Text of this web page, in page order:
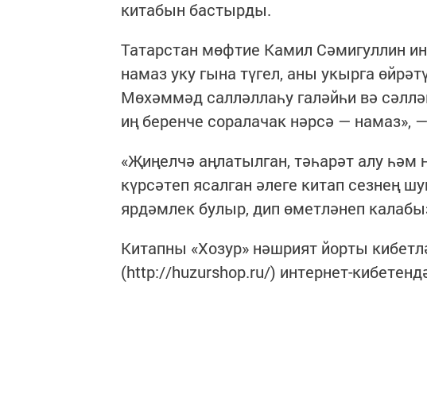
китабын бастырды.
Татарстан мөфтие Камил Сәмигуллин
намаз уку гына түгел, аны укырга
Мөхәммәд салләллаһу галәйһи вә
иң беренче соралачак нәрсә — намаз»,
«Җиңелчә аңлатылган, тәһарәт алу һәм
күрсәтеп ясалган әлеге китап сезнең
ярдәмлек булыр, дип өметләнеп
Китапны «Хозур» нәшрият йорты
(http://huzurshop.ru/) интернет-